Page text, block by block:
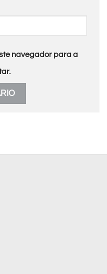
navegador para a